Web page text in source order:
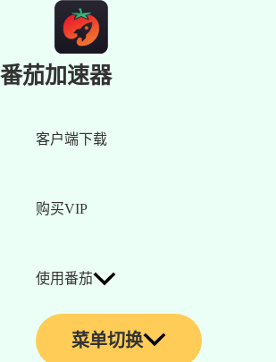
番茄加速器
客户端下载
购买VIP
使用番茄
菜单切换